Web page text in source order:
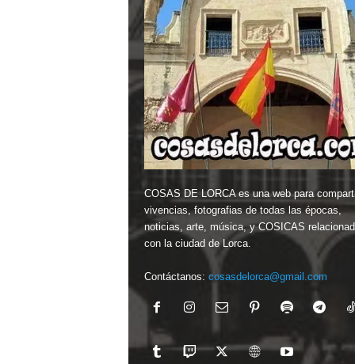
COSAS DE LORCA es una web para
vivencias, fotografias de todas las épocas,
noticias, arte, música, y COSICAS
con la ciudad de Lorca.
Contáctanos: cosasdelorca@gmail.com